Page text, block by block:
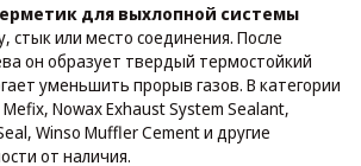
для выхлопной системы
стык или место соединения. После
он образует твердый термостойкий
уменьшить прорыв газов. В категории
Nowax Exhaust System Sealant,
Winso Muffler Cement и другие
от наличия.